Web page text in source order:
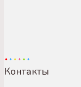
Контакты